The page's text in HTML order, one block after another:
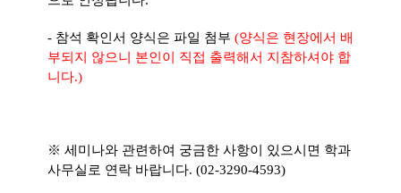
- 참석 확인서 양식은 파일 첨부 (양식은 현장에서 배
부되지 않으니 본인이 직접 출력해서 지참하셔야 합
니다.)
※ 세미나와 관련하여 궁금한 사항이 있으시면 학과
사무실로 연락 바랍니다. (02-3290-4593)